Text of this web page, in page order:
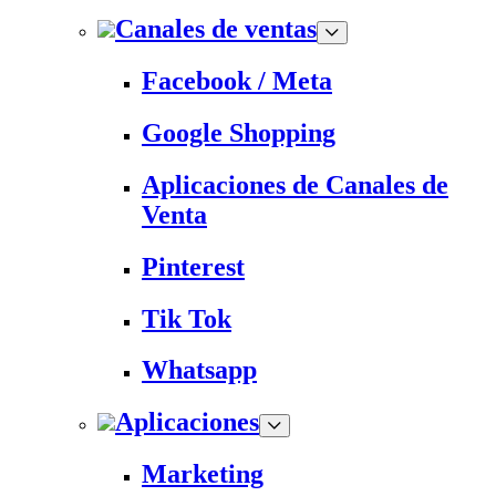
Canales de ventas
Facebook / Meta
Google Shopping
Aplicaciones de Canales de
Venta
Pinterest
Tik Tok
Whatsapp
Aplicaciones
Marketing